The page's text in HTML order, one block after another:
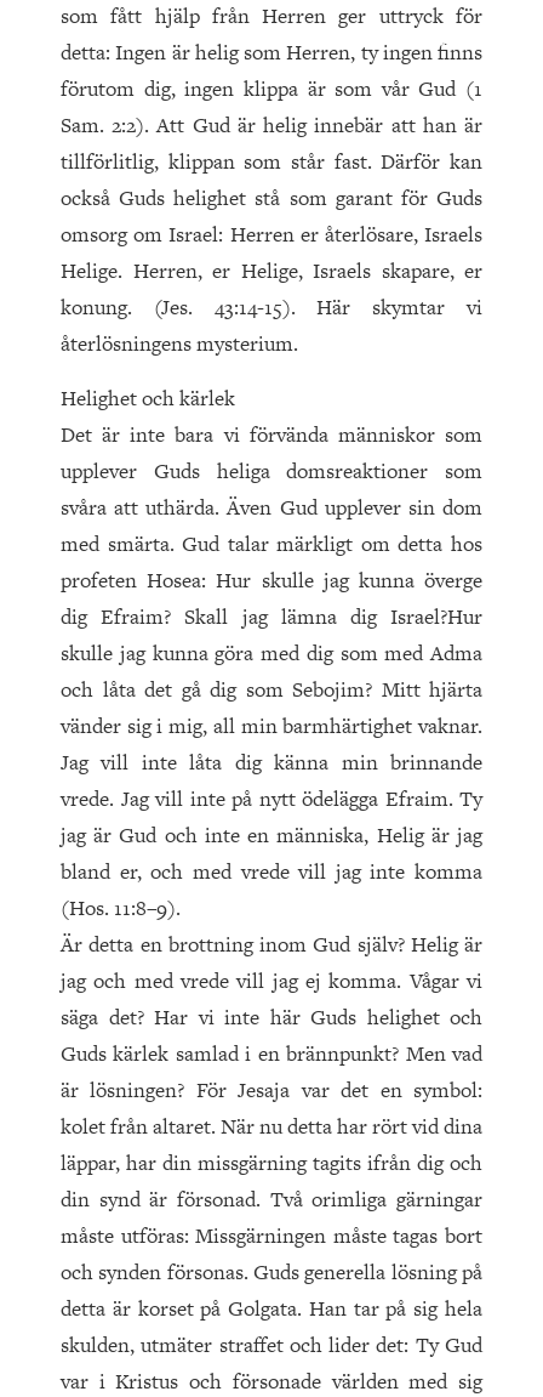
som fått hjälp från Herren ger uttryck för
detta: Ingen är helig som Herren, ty ingen finns
förutom dig, ingen klippa är som vår Gud (1
Sam. 2:2). Att Gud är helig innebär att han är
tillförlitlig, klippan som står fast. Därför kan
också Guds helighet stå som garant för Guds
omsorg om Israel: Herren er återlösare, Israels
Helige. Herren, er Helige, Israels skapare, er
konung. (Jes. 43:14-15). Här skymtar vi
återlösningens mysterium.
Helighet och kärlek
Det är inte bara vi förvända människor som
upplever Guds heliga domsreaktioner som
svåra att uthärda. Även Gud upplever sin dom
med smärta. Gud talar märkligt om detta hos
profeten Hosea: Hur skulle jag kunna överge
dig Efraim? Skall jag lämna dig Israel?Hur
skulle jag kunna göra med dig som med Adma
och låta det gå dig som Sebojim? Mitt hjärta
vänder sig i mig, all min barmhärtighet vaknar.
Jag vill inte låta dig känna min brinnande
vrede. Jag vill inte på nytt ödelägga Efraim. Ty
jag är Gud och inte en människa, Helig är jag
bland er, och med vrede vill jag inte komma
(Hos. 11:8–9).
Är detta en brottning inom Gud själv? Helig är
jag och med vrede vill jag ej komma. Vågar vi
säga det? Har vi inte här Guds helighet och
Guds kärlek samlad i en brännpunkt? Men vad
är lösningen? För Jesaja var det en symbol:
kolet från altaret. När nu detta har rört vid dina
läppar, har din missgärning tagits ifrån dig och
din synd är försonad. Två orimliga gärningar
måste utföras: Missgärningen måste tagas bort
och synden försonas. Guds generella lösning på
detta är korset på Golgata. Han tar på sig hela
skulden, utmäter straffet och lider det: Ty Gud
var i Kristus och försonade världen med sig